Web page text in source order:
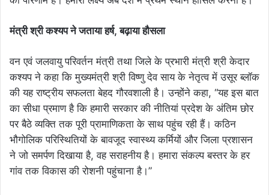
मंत्री श्री कश्यप ने जताया हर्ष, बढ़ाया हौसला
वन एवं जलवायु परिवर्तन मंत्री तथा जिले के प्रभारी मंत्री श्री केदार
कश्यप ने कहा कि मुख्यमंत्री श्री विष्णु देव साय के नेतृत्व में उसूर ब्लॉक
की यह राष्ट्रीय सफलता बेहद गौरवशाली है। उन्होंने कहा, “यह इस बात
का सीधा प्रमाण है कि हमारी सरकार की नीतियां प्रदेश के अंतिम छोर
पर बैठे व्यक्ति तक पूरी प्रामाणिकता के साथ पहुंच रही हैं। कठिन
भौगोलिक परिस्थितियों के बावजूद स्वास्थ्य कर्मियों और जिला प्रशासन
ने जो समर्पण दिखाया है, वह सराहनीय है। हमारा संकल्प बस्तर के हर
गांव तक विकास की रोशनी पहुंचाना है।”